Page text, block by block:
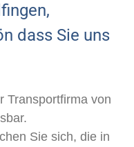
dass Sie uns
Transportfirma von
Sie sich, die in